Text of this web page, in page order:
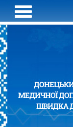
МЕДИЧНОЇ
ШВИДКА